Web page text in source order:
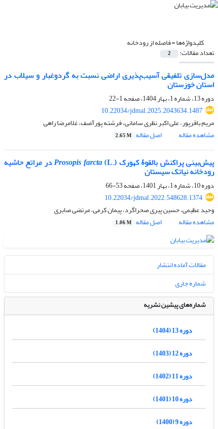
کلیدواژه‌ها =فاصله از رودخانه
تعداد مقالات: 2
مدل‌سازی تلفیقی آسیب‌پذیری اراضی نسبت به گردوغبار و سیلاب در
استان خوزستان
دوره 13، شماره 1، بهار 1404، صفحه
1-22
10.22034/jdmal.2025.2043634.1487
مریم باقرپور، علی اکبر نظری سامانی، فرشته پورآصف، غلامرضا راهی
مشاهده مقاله
اصل مقاله 2.65 M
پیش‌بینی پراکنش بالقوۀ کهورک (. Prosopis farcta(L در مراتع حاشیه
رودخانه نیاتک سیستان
دوره 10، شماره 1، بهار 1401، صفحه
53-66
10.22034/jdmal.2022.548628.1374
وحید عظیمی، حسین پیری صحراگرد، پیمان کرمی، مرتضی صابری
مشاهده مقاله
اصل مقاله 1.06 M
مقالات آماده انتشار
شماره جاری
شماره‌های پیشین نشریه
دوره 13 (1404)
دوره 12 (1403)
دوره 11 (1402)
دوره 10 (1401)
دوره 9 (1400)